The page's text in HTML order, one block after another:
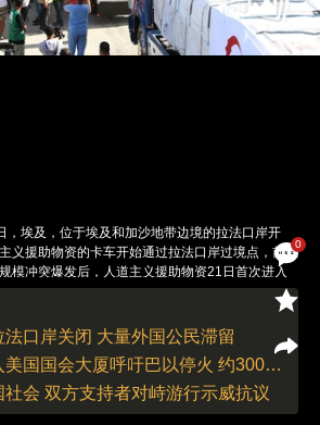
0
，埃及，位于埃及和加沙地带边境的拉法口岸开
义援助物资的卡车开始通过拉法口岸过境点，前往
模冲突爆发后，人道主义援助物资21日首次进入
义援助物资的卡车驶入加沙，口岸随后关闭。联
的人道危机，这些物资远远不够，援助必须可持
面编辑：刘青
口岸关闭 大量外国公民滞留
犹太人示威者进入美国国会大厦呼吁巴以停火 约300人被警方逮捕
社会 双方支持者对峙游行示威抗议